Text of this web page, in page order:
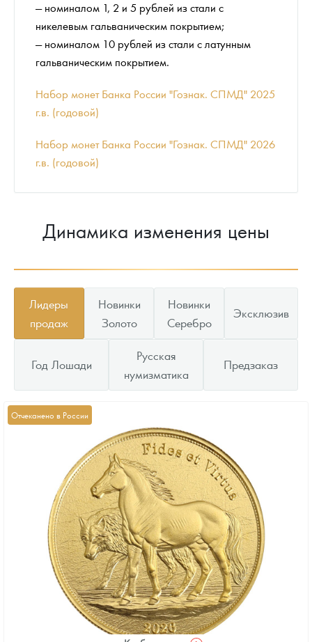
— номиналом 1, 2 и 5 рублей из стали с
никелевым гальваническим покрытием;
— номиналом 10 рублей из стали с латунным
гальваническим покрытием.
Набор монет Банка России "Гознак. СПМД" 2025
г.в. (годовой)
Набор монет Банка России "Гознак. СПМД" 2026
г.в. (годовой)
Динамика изменения цены
Лидеры
продаж
Новинки
Золото
Новинки
Серебро
Эксклюзив
Год Лошади
Русская
нумизматика
Предзаказ
Отчеканено в России